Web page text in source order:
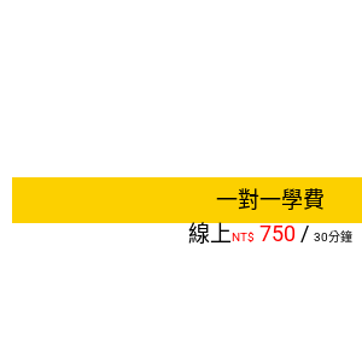
一對一學費
線上NT$ 750 / 30分鐘